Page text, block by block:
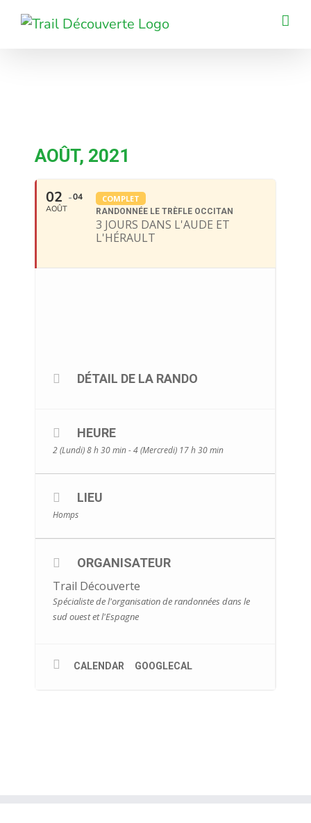
Passer
AOÛT, 2021
02
AOÛT
04 COMPLET
RANDONNÉE LE TRÈFLE OCCITAN
3 JOURS DANS L'AUDE ET
L'HÉRAULT
DÉTAIL DE LA RANDO
HEURE
2 (Lundi) 8 h 30 min - 4 (Mercredi) 17 h 30 min
LIEU
Homps
ORGANISATEUR
Trail Découverte
Spécialiste de l'organisation de randonnées dans le
sud ouest et l'Espagne
CALENDAR GOOGLECAL